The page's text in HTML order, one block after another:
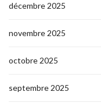
décembre 2025
novembre 2025
octobre 2025
septembre 2025